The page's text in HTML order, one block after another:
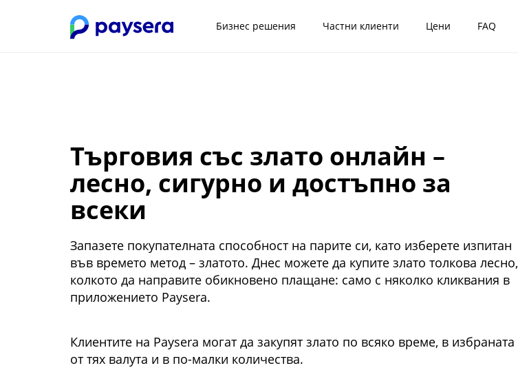
Бизнес решения Частни клиенти Цени FAQ
Търговия със злато онлайн –
лесно, сигурно и достъпно за
всеки
Запазете покупателната способност на парите си, като изберете изпитан
във времето метод – златото. Днес можете да купите злато толкова лесно,
колкото да направите обикновено плащане: само с няколко кликвания в
приложението Paysera.
Клиентите на Paysera могат да закупят злато по всяко време, в избраната
от тях валута и в по-малки количества.